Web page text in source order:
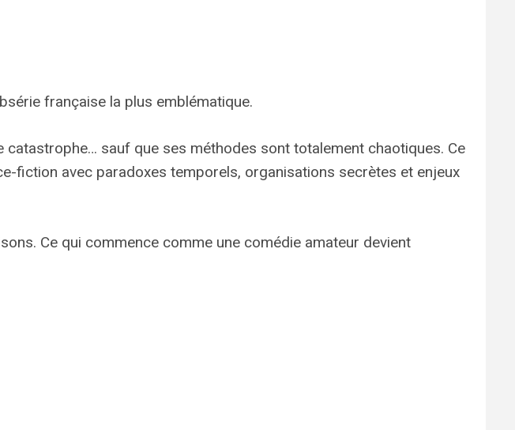
française la plus emblématique.
catastrophe… sauf que ses méthodes sont totalement chaotiques. Ce
fiction avec paradoxes temporels, organisations secrètes et enjeux
Ce qui commence comme une comédie amateur devient